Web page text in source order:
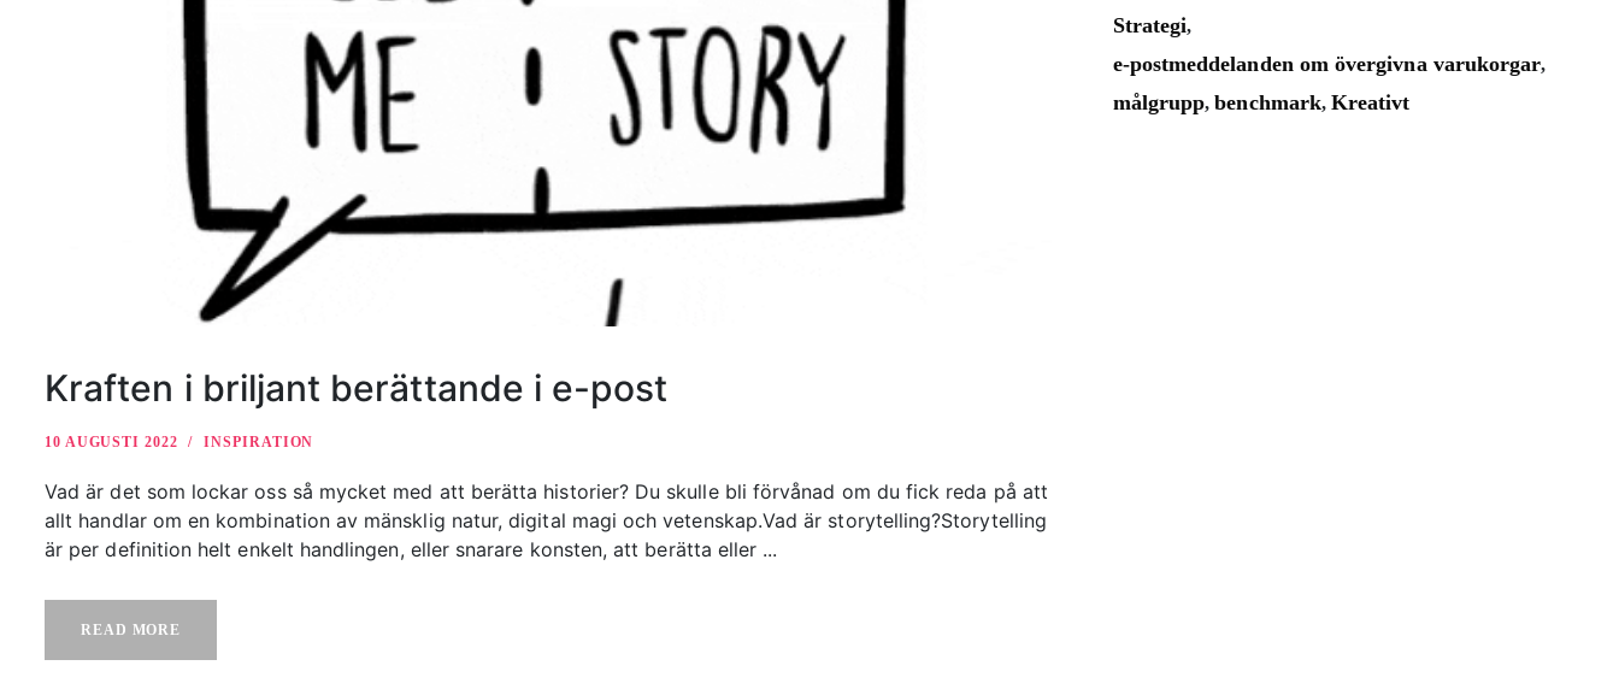
Kraften i briljant berättande i e-post
10 AUGUSTI 2022 INSPIRATION
Vad är det som lockar oss så mycket med att berätta historier? Du skulle bli förvånad om du fick reda på att
allt handlar om en kombination av mänsklig natur, digital magi och vetenskap.Vad är storytelling?Storytelling
är per definition helt enkelt handlingen, eller snarare konsten, att berätta eller ...
READ MORE
Strategi,
e-postmeddelanden om övergivna varukorgar,
målgrupp,benchmark,Kreativt